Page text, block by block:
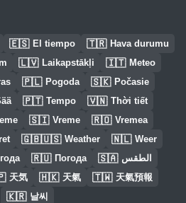
🇪🇸 El tiempo 🇹🇷 Hava durumu
🇱🇻 Laikapstākļi 🇮🇹 Meteo
🇵🇱 Pogoda 🇸🇰 Počasie
🇵🇹 Tempo 🇻🇳 Thời tiết
🇸🇮 Vreme 🇷🇴 Vremea
🇬🇧🇺🇸 Weather 🇳🇱 Weer
🇷🇺 Погода 🇸🇦 الطقس
天気 🇭🇰 天氣 🇹🇼 天氣預報
🇰🇷 날씨